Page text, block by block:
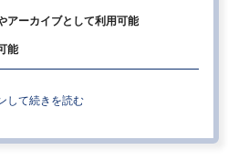
アーカイブとして利用可能
能
して続きを読む